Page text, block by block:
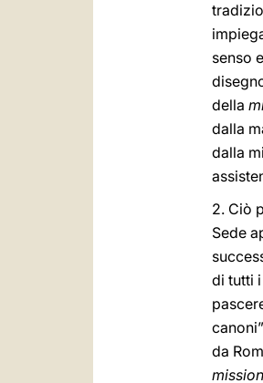
senso
della
dalla
dalla
2. Ciò
Sede
di tutti
da